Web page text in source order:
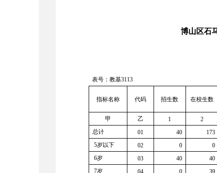
博山区石
表号：教基3113
指标名称 代码 招生数 在校生数
甲 乙 1
2
总计
01 40
173
5岁以下
02 0
0
6岁
03 40
40
7岁
04 0
39